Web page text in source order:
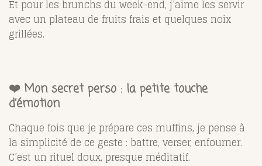
Et pour les brunchs du week-end, j’aime les servir
avec un plateau de fruits frais et quelques noix
grillées.
❤️ Mon secret perso : la petite touche
d’émotion
Chaque fois que je prépare ces muffins, je pense à
la simplicité de ce geste : battre, verser, enfourner.
C’est un rituel doux, presque méditatif.